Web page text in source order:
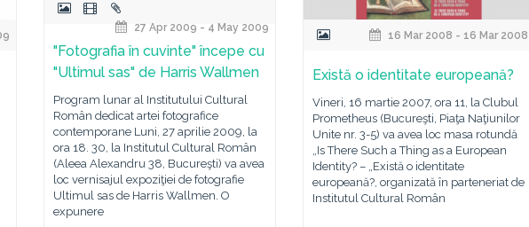
27 Apr 2009 - 4 May 2009
"Fotografia în cuvinte" începe cu
"Ultimul sas" de Harris Wallmen
Program lunar al Institutului Cultural
Român dedicat artei fotografice
contemporane Luni, 27 aprilie 2009, la
ora 18. 30, la Institutul Cultural Român
(Aleea Alexandru 38, Bucureşti) va avea
loc vernisajul expoziţiei de fotografie
Ultimul sas de Harris Wallmen. O
expunere
16 Mar 2008 - 16 Mar 2008
Există o identitate europeană?
Vineri, 16 martie 2007, ora 11, la Clubul
Prometheus (Bucureşti, Piaţa Naţiunilor
Unite nr. 3-5) va avea loc masa rotundă
„Is There Such a Thing as a European
Identity? – „Există o identitate
europeană?, organizată în parteneriat de
Institutul Cultural Român